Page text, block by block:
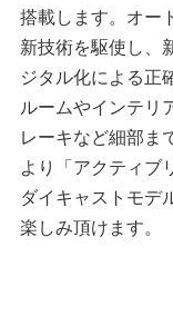
搭載します。オー
新技術を駆使し、
ジタル化による正
ルームやインテリ
レーキなど細部ま
より「アクティブ
ダイキャストモデ
楽しみ頂けます。